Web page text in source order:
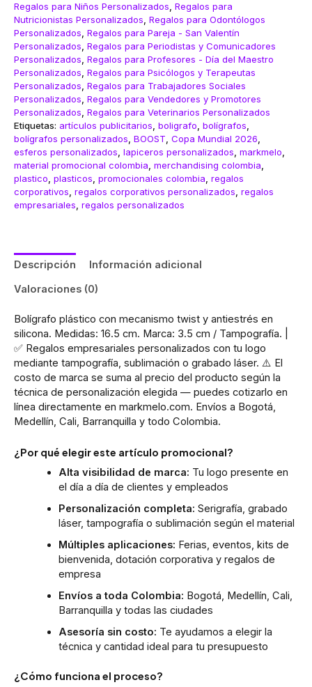
Regalos para Niños Personalizados, Regalos para
Nutricionistas Personalizados, Regalos para Odontólogos
Personalizados, Regalos para Pareja - San Valentín
Personalizados, Regalos para Periodistas y Comunicadores
Personalizados, Regalos para Profesores - Día del Maestro
Personalizados, Regalos para Psicólogos y Terapeutas
Personalizados, Regalos para Trabajadores Sociales
Personalizados, Regalos para Vendedores y Promotores
Personalizados, Regalos para Veterinarios Personalizados
Etiquetas: artículos publicitarios, boligrafo, bolígrafos,
bolígrafos personalizados, BOOST, Copa Mundial 2026,
esferos personalizados, lapiceros personalizados, markmelo,
material promocional colombia, merchandising colombia,
plastico, plasticos, promocionales colombia, regalos
corporativos, regalos corporativos personalizados, regalos
empresariales, regalos personalizados
Descripción
Información adicional
Valoraciones (0)
Bolígrafo plástico con mecanismo twist y antiestrés en
silicona. Medidas: 16.5 cm. Marca: 3.5 cm / Tampografía. |
✅ Regalos empresariales personalizados con tu logo
mediante tampografía, sublimación o grabado láser. ⚠️ El
costo de marca se suma al precio del producto según la
técnica de personalización elegida — puedes cotizarlo en
línea directamente en markmelo.com. Envíos a Bogotá,
Medellín, Cali, Barranquilla y todo Colombia.
¿Por qué elegir este artículo promocional?
Alta visibilidad de marca: Tu logo presente en
el día a día de clientes y empleados
Personalización completa: Serigrafía, grabado
láser, tampografía o sublimación según el material
Múltiples aplicaciones: Ferias, eventos, kits de
bienvenida, dotación corporativa y regalos de
empresa
Envíos a toda Colombia: Bogotá, Medellín, Cali,
Barranquilla y todas las ciudades
Asesoría sin costo: Te ayudamos a elegir la
técnica y cantidad ideal para tu presupuesto
¿Cómo funciona el proceso?